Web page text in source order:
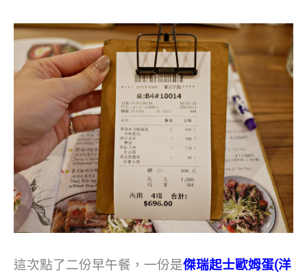
這次點了二份早午餐，一份是傑瑞起士歐姆蛋(洋